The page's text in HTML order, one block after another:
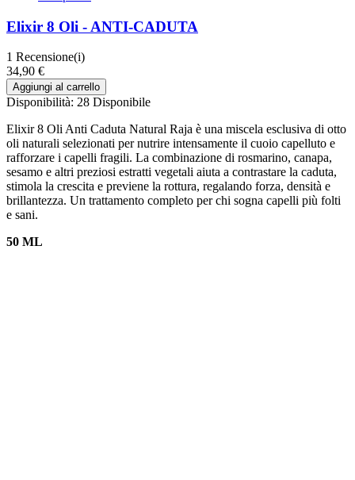
Elixir 8 Oli - ANTI-CADUTA
1 Recensione(i)
34,90 €
Aggiungi al carrello
Disponibilità: 28 Disponibile
Elixir 8 Oli Anti Caduta Natural Raja è una miscela esclusiva di otto
oli naturali selezionati per nutrire intensamente il cuoio capelluto e
rafforzare i capelli fragili. La combinazione di rosmarino, canapa,
sesamo e altri preziosi estratti vegetali aiuta a contrastare la caduta,
stimola la crescita e previene la rottura, regalando forza, densità e
brillantezza. Un trattamento completo per chi sogna capelli più folti
e sani.
50 ML